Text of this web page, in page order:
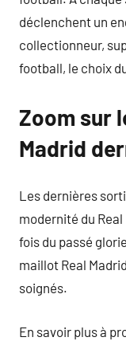
déclenchent un
collectionneur,
football, le choix
Zoom sur
Madrid
Les dernières
modernité du Real
fois du passé
maillot Real
soignés.
En savoir plus à